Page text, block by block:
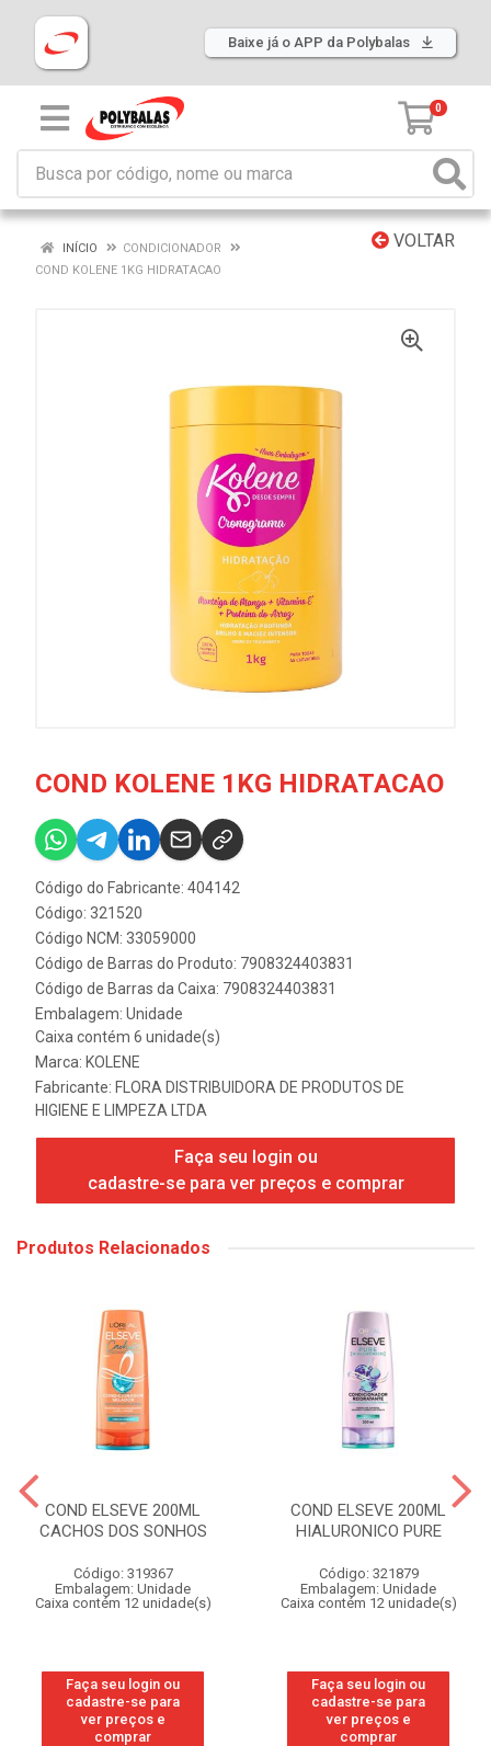
Baixe já o APP da Polybalas
0
VOLTAR
INÍCIO
CONDICIONADOR
COND KOLENE 1KG HIDRATACAO
COND KOLENE 1KG HIDRATACAO
Código do Fabricante: 404142
Código: 321520
Código NCM: 33059000
Código de Barras do Produto: 7908324403831
Código de Barras da Caixa: 7908324403831
Embalagem: Unidade
Caixa contém 6 unidade(s)
Marca: KOLENE
Fabricante: FLORA DISTRIBUIDORA DE PRODUTOS DE
HIGIENE E LIMPEZA LTDA
Faça seu login ou
cadastre-se para ver preços e comprar
Produtos Relacionados
COND ELSEVE 200ML
CACHOS DOS SONHOS
Código: 319367
Embalagem: Unidade
Caixa contém 12 unidade(s)
Faça seu login ou
cadastre-se para
ver preços e
comprar
COND ELSEVE 200ML
HIALURONICO PURE
Código: 321879
Embalagem: Unidade
Caixa contém 12 unidade(s)
Faça seu login ou
cadastre-se para
ver preços e
comprar